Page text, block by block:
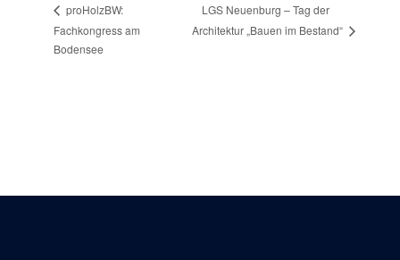
proHolzBW:
Fachkongress am
Bodensee
LGS Neuenburg – Tag der
Architektur „Bauen im Bestand“